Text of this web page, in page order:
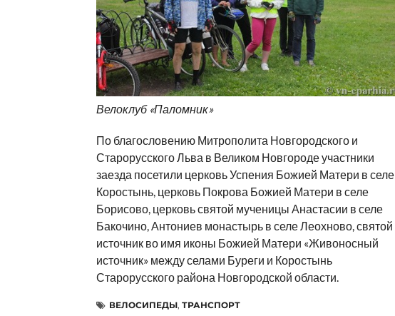
Велоклуб «Паломник»
По благословению Митрополита Новгородского и
Старорусского Льва в Великом Новгороде участники
заезда посетили церковь Успения Божией Матери в селе
Коростынь, церковь Покрова Божией Матери в селе
Борисово, церковь святой мученицы Анастасии в селе
Бакочино, Антониев монастырь в селе Леохново, святой
источник во имя иконы Божией Матери «Живоносный
источник» между селами Буреги и Коростынь
Старорусского района Новгородской области.
ВЕЛОСИПЕДЫ, ТРАНСПОРТ